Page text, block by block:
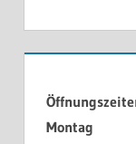
Montag